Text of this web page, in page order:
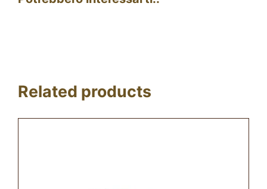
Related products